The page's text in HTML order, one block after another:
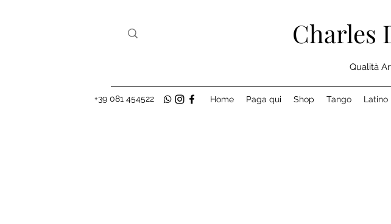
Charles
Qualità
Home Paga qui Shop Tango Latino
+39 081 454522